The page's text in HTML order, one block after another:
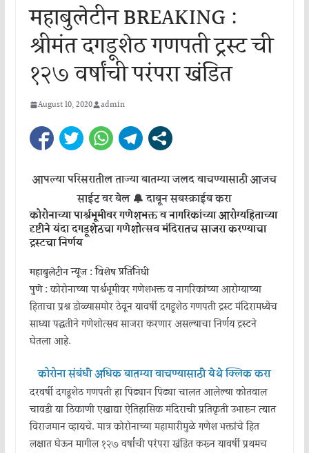
महाबुलेटीन BREAKING :
श्रीमंत दगडूशेठ गणपती ट्रस्ट ची
१२७ वर्षांची परंपरा खंडित
August 10, 2020 admin
आपल्या परिसरातील ताज्या बातम्या जलद वाचण्यासाठी आजच
साईट वर बेल 🔔 दाबून सबस्क्राईब करा
कोरोनाच्या पार्श्वभूमीवर गणेशभक्त व नागरिकांच्या आरोग्यहिताच्या
दृष्टीने यंदा दगडूशेठचा गणेशोत्सव मंदिरातच साजरा करण्याचा
ट्रस्टचा निर्णय
महाबुलेटीन न्यूज : विशेष प्रतिनिधी
पुणे :कोरोनाच्या पार्श्वभूमीवर गणेशभक्त व नागरिकांच्या आरोग्याच्या
हिताचा प्रश्न डोळ्यासमोर ठेवून यावर्षी दगडूशेठ गणपती ट्रस्ट मंदिरामध्येच
साध्या पद्धतीने गणेशोत्सव साजरा करणार असल्याचा निर्णय ट्रस्टने
घेतला आहे.
कोरोना संबंधी अधिक बातम्या वाचण्यासाठी येथे क्लिक करा
दरवर्षी दगडूशेठ गणपती हा पिढ्यान पिढ्या चालत आलेल्या कोतवाल
चावडी या ठिकाणी एखाद्या ऐतिहासिक मंदिराची प्रतिकृती उभारून त्यात
विराजमान व्हायचे. मात्र कोरोनाच्या महामारीमुळे गणेश भक्तांचे हित
लक्षात घेऊन मागील १२७ वर्षांची परंपरा खंडित करून यावर्षी प्रथमच